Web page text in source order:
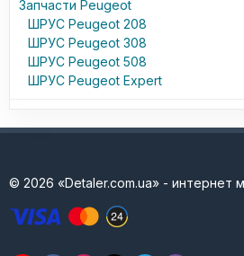
Запчасти Peugeot
ШРУС Peugeot 208
ШРУС Peugeot 308
ШРУС Peugeot 508
ШРУС Peugeot Expert
© 2026 «Detaler.com.ua» - интернет